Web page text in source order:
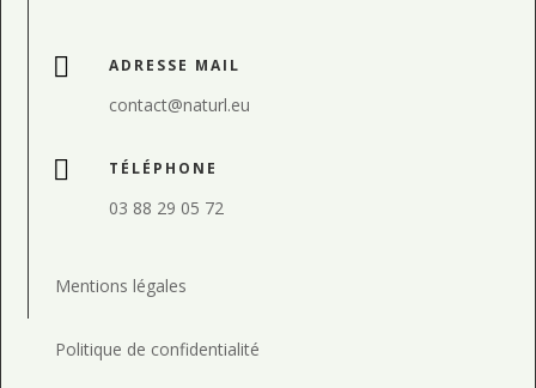
 ADRESSE MAIL
contact@naturl.eu
 TÉLÉPHONE
03 88 29 05 72
Mentions légales
Politique de confidentialité